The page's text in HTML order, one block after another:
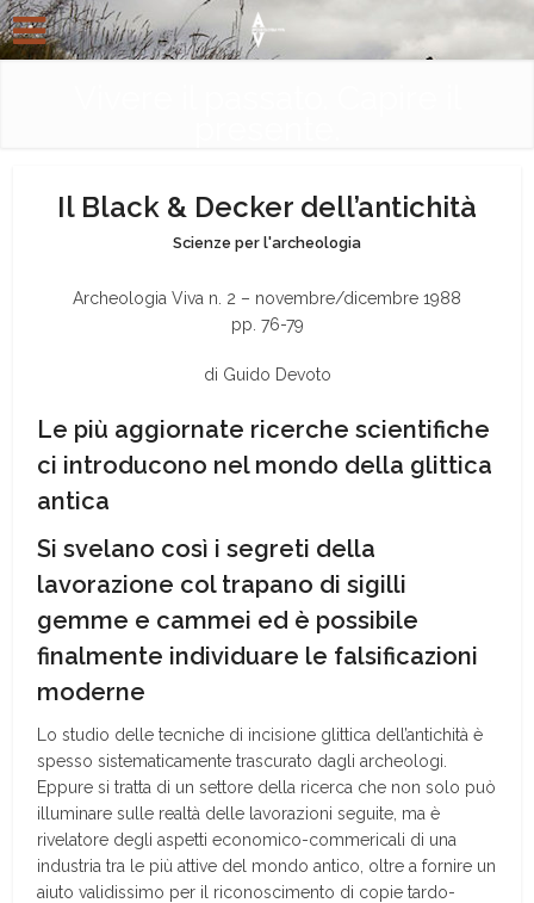
Il Black & Decker dell’antichità
Scienze per l'archeologia
Archeologia Viva n. 2 – novembre/dicembre 1988
pp. 76-79
di Guido Devoto
Le più aggiornate ricerche scientifiche
ci introducono nel mondo della glittica
antica
Si svelano così i segreti della
lavorazione col trapano di sigilli
gemme e cammei ed è possibile
finalmente individuare le falsificazioni
moderne
Lo studio delle tecniche di incisione glittica dell’antichità è
spesso sistematicamente trascurato dagli archeologi.
Eppure si tratta di un settore della ricerca che non solo può
illuminare sulle realtà delle lavorazioni seguite, ma è
rivelatore degli aspetti economico-commericali di una
industria tra le più attive del mondo antico, oltre a fornire un
aiuto validissimo per il riconoscimento di copie tardo-